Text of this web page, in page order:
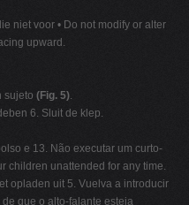
niet voor • Do not modify or alter
upward.
sujeto (Fig. 5).
6. Sluit de klep.
e 13. Não executar um curto-
children unattended for any time.
opladen uit 5. Vuelva a introducir
que o alto-falante esteja